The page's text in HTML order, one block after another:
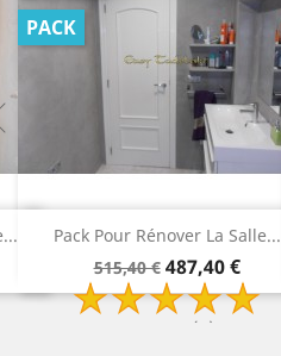
Tadelakt Pack Pour Murs De...
Prix
de
base
431,53 € Prix
396,53 €
PACK